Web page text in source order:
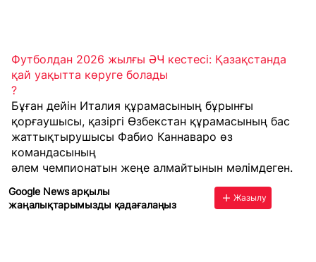
Футболдан 2026 жылғы ӘЧ кестесі: Қазақстанда
қай уақытта көруге болады
?
Бұған дейін Италия құрамасының бұрынғы
қорғаушысы, қазіргі Өзбекстан құрамасының бас
жаттықтырушысы Фабио Каннаваро өз
командасының
әлем чемпионатын жеңе алмайтынын мәлімдеген.
Google News арқылы
жаңалықтарымызды қадағалаңыз
Жазылу